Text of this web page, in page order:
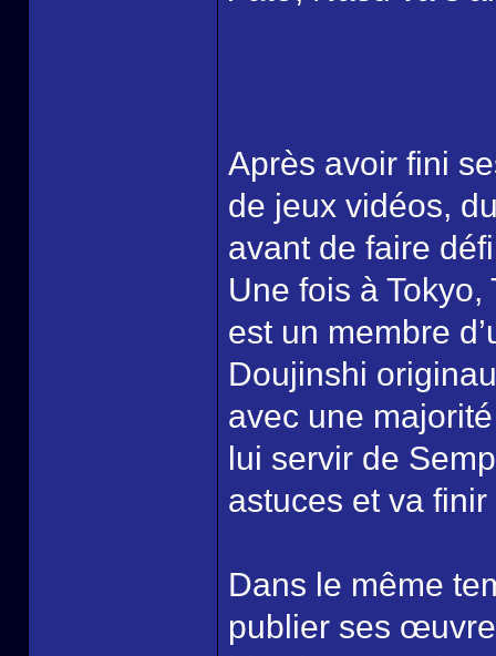
Après avoir fini
de jeux vidéos,
avant de faire
Une fois à
est un membre
Doujinshi
avec une
lui servir de
astuces et va
Dans le même
publier ses